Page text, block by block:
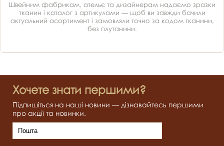
Швейним фабрикам, ательє та дизайнерам надаємо зразки
тканин і каталог з артикулами — щоб ви завжди бачили
актуальний асортимент і замовляли точно за кодом тканини,
без плутанини.
Хочете знати першими?
Підпишіться на наші новини — дізнавайтесь першими
про акції та новинки.